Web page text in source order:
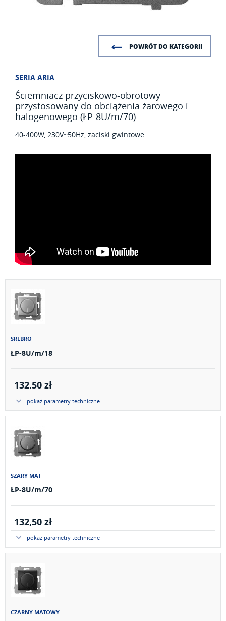
POWRÓT DO KATEGORII
SERIA ARIA
Ściemniacz przyciskowo-obrotowy
przystosowany do obciążenia żarowego i
halogenowego (ŁP-8U/m/70)
40-400W, 230V~50Hz, zaciski gwintowe
SREBRO
ŁP-8U/m/18
132,50 zł
pokaż parametry techniczne
SZARY MAT
ŁP-8U/m/70
132,50 zł
pokaż parametry techniczne
CZARNY MATOWY